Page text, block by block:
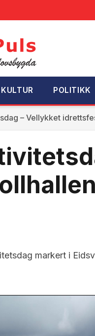
KULTUR POLITIKK
– Vellykket
markert i